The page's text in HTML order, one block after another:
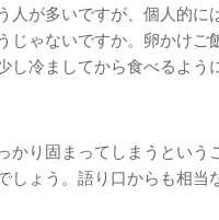
人が多いですが、個人的に
じゃないですか。卵かけご
冷ましてから食べるよう
り固まってしまうという
ょう。語り口からも相当